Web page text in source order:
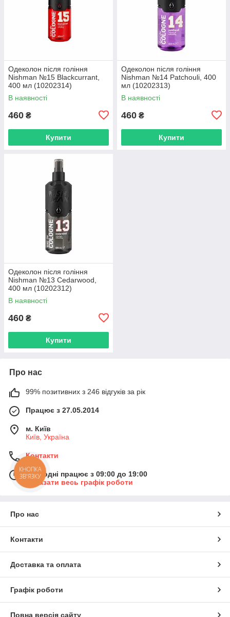
Одеколон після гоління
Nishman №15 Blackcurrant,
400 мл (10202314)
В наявності
460 ₴
Купити
Одеколон після гоління
Nishman №14 Patchouli, 400
мл (10202313)
В наявності
460 ₴
Купити
Одеколон після гоління
Nishman №13 Cedarwood,
400 мл (10202312)
В наявності
460 ₴
Купити
Про нас
99% позитивних з 246 відгуків за рік
Працює з 27.05.2014
м. Київ
Київ, Україна
Контакти
Сьогодні працює з 09:00 до 19:00
Показати весь графік роботи
Про нас
Контакти
Доставка та оплата
Графік роботи
Повна версія сайту
КНОПКА
ЗВ'ЯЗКУ